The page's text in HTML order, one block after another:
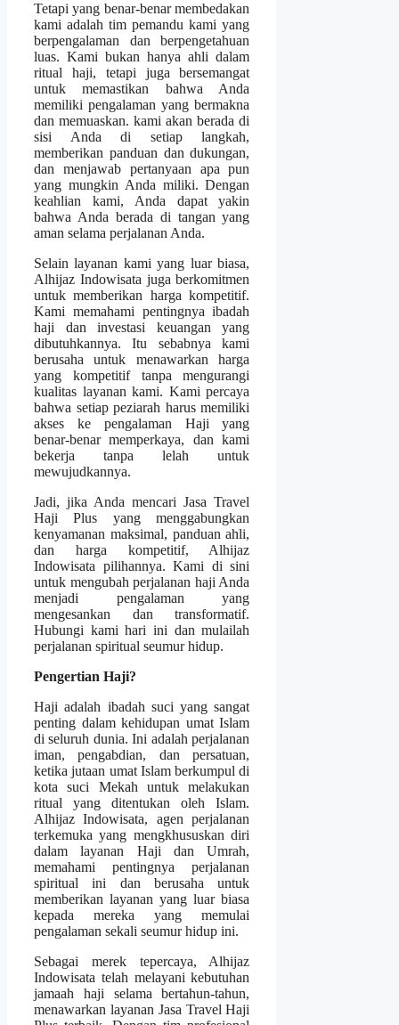
Tetapi yang benar-benar membedakan
kami adalah tim pemandu kami yang
berpengalaman dan berpengetahuan
luas. Kami bukan hanya ahli dalam
ritual haji, tetapi juga bersemangat
untuk memastikan bahwa Anda
memiliki pengalaman yang bermakna
dan memuaskan. kami akan berada di
sisi Anda di setiap langkah,
memberikan panduan dan dukungan,
dan menjawab pertanyaan apa pun
yang mungkin Anda miliki. Dengan
keahlian kami, Anda dapat yakin
bahwa Anda berada di tangan yang
aman selama perjalanan Anda.
Selain layanan kami yang luar biasa,
Alhijaz Indowisata juga berkomitmen
untuk memberikan harga kompetitif.
Kami memahami pentingnya ibadah
haji dan investasi keuangan yang
dibutuhkannya. Itu sebabnya kami
berusaha untuk menawarkan harga
yang kompetitif tanpa mengurangi
kualitas layanan kami. Kami percaya
bahwa setiap peziarah harus memiliki
akses ke pengalaman Haji yang
benar-benar memperkaya, dan kami
bekerja tanpa lelah untuk
mewujudkannya.
Jadi, jika Anda mencari Jasa Travel
Haji Plus yang menggabungkan
kenyamanan maksimal, panduan ahli,
dan harga kompetitif, Alhijaz
Indowisata pilihannya. Kami di sini
untuk mengubah perjalanan haji Anda
menjadi pengalaman yang
mengesankan dan transformatif.
Hubungi kami hari ini dan mulailah
perjalanan spiritual seumur hidup.
Pengertian Haji?
Haji adalah ibadah suci yang sangat
penting dalam kehidupan umat Islam
di seluruh dunia. Ini adalah perjalanan
iman, pengabdian, dan persatuan,
ketika jutaan umat Islam berkumpul di
kota suci Mekah untuk melakukan
ritual yang ditentukan oleh Islam.
Alhijaz Indowisata, agen perjalanan
terkemuka yang mengkhususkan diri
dalam layanan Haji dan Umrah,
memahami pentingnya perjalanan
spiritual ini dan berusaha untuk
memberikan layanan yang luar biasa
kepada mereka yang memulai
pengalaman sekali seumur hidup ini.
Sebagai merek tepercaya, Alhijaz
Indowisata telah melayani kebutuhan
jamaah haji selama bertahun-tahun,
menawarkan layanan Jasa Travel Haji